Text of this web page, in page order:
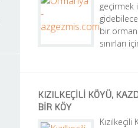
geçirmek
bir
sınırları
KIZILKEÇILI KÖYÜ,
BIR KÖY
Kızılkeçili